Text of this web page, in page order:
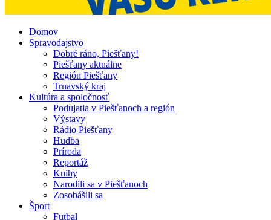
Domov
Spravodajstvo
Dobré ráno, Piešťany!
Piešťany aktuálne
Región Piešťany
Trnavský kraj
Kultúra a spoločnosť
Podujatia v Piešťanoch a región
Výstavy
Rádio Piešťany
Hudba
Príroda
Reportáž
Knihy
Narodili sa v Piešťanoch
Zosobášili sa
Šport
Futbal